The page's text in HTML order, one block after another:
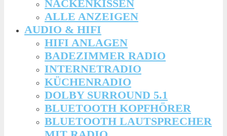
NACKENKISSEN
ALLE ANZEIGEN
AUDIO & HIFI
HIFI ANLAGEN
BADEZIMMER RADIO
INTERNETRADIO
KÜCHENRADIO
DOLBY SURROUND 5.1
BLUETOOTH KOPFHÖRER
BLUETOOTH LAUTSPRECHER